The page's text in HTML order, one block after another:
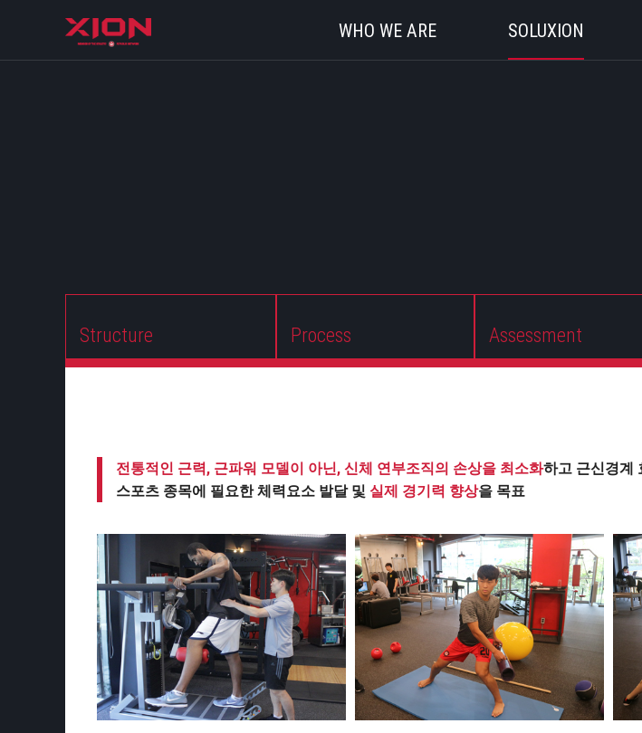
WHO WE ARE SOLUXION
Structure Process Assessment
전통적인 근력, 근파워 모델이 아닌, 신체 연부조직의 손상을 최소화하고 근신경계
스포츠 종목에 필요한 체력요소 발달 및 실제 경기력 향상을 목표